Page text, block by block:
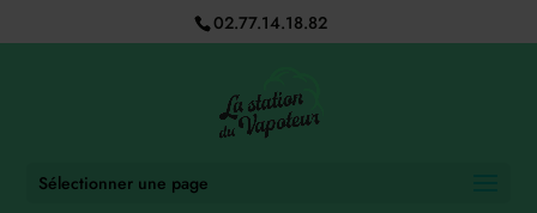
02.77.14.18.82
Sélectionner une page